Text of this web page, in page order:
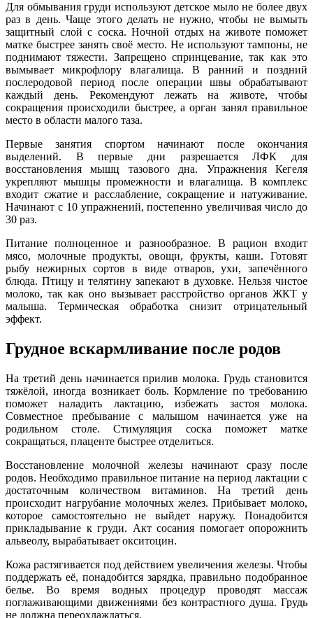
Для обмывания груди используют детское мыло не более двух
раз в день. Чаще этого делать не нужно, чтобы не вымыть
защитный слой с соска. Ночной отдых на животе поможет
матке быстрее занять своё место. Не используют тампоны, не
поднимают тяжести. Запрещено спринцевание, так как это
вымывает микрофлору влагалища. В ранний и поздний
послеродовой период после операции швы обрабатывают
каждый день. Рекомендуют лежать на животе, чтобы
сокращения происходили быстрее, а орган занял правильное
место в области малого таза.
Первые занятия спортом начинают после окончания
выделений. В первые дни разрешается ЛФК для
восстановления мышц тазового дна. Упражнения Кегеля
укрепляют мышцы промежности и влагалища. В комплекс
входит сжатие и расслабление, сокращение и натуживание.
Начинают с 10 упражнений, постепенно увеличивая число до
30 раз.
Питание полноценное и разнообразное. В рацион входит
мясо, молочные продукты, овощи, фрукты, каши. Готовят
рыбу нежирных сортов в виде отваров, ухи, запечённого
блюда. Птицу и телятину запекают в духовке. Нельзя чистое
молоко, так как оно вызывает расстройство органов ЖКТ у
малыша. Термическая обработка снизит отрицательный
эффект.
Грудное вскармливание после родов
На третий день начинается прилив молока. Грудь становится
тяжёлой, иногда возникает боль. Кормление по требованию
поможет наладить лактацию, избежать застоя молока.
Совместное пребывание с малышом начинается уже на
родильном столе. Стимуляция соска поможет матке
сокращаться, плаценте быстрее отделиться.
Восстановление молочной железы начинают сразу после
родов. Необходимо правильное питание на период лактации с
достаточным количеством витаминов. На третий день
происходит нагрубание молочных желез. Прибывает молоко,
которое самостоятельно не выйдет наружу. Понадобится
прикладывание к груди. Акт сосания помогает опорожнить
альвеолу, вырабатывает окситоцин.
Кожа растягивается под действием увеличения железы. Чтобы
поддержать её, понадобится зарядка, правильно подобранное
белье. Во время водных процедур проводят массаж
поглаживающими движениями без контрастного душа. Грудь
не должна переохлаждаться.